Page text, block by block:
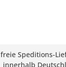
freie Speditions-
innerhalb